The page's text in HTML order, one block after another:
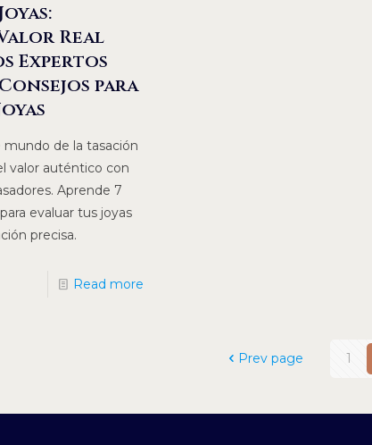
Real
Expertos
para
mundo de la tasación
valor auténtico con
Aprende 7
evaluar tus joyas
precisa.
Read more
Prev page 1